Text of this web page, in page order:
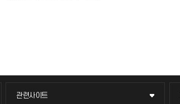
관련사이트
관련사이트